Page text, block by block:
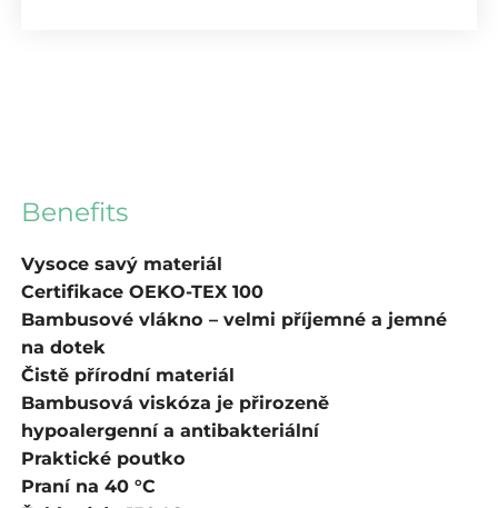
Benefits
Vysoce savý materiál
Certifikace OEKO-TEX 100
Bambusové vlákno – velmi příjemné a jemné
na dotek
Čistě přírodní materiál
Bambusová viskóza je přirozeně
hypoalergenní a antibakteriální
Praktické poutko
Praní na 40 °C